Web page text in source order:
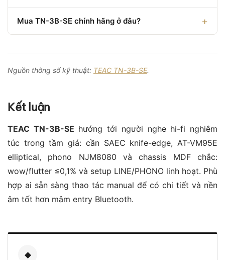
Mua TN-3B-SE chính hãng ở đâu?
Nguồn thông số kỹ thuật: TEAC TN-3B-SE.
Kết luận
TEAC TN-3B-SE hướng tới người nghe hi-fi nghiêm
túc trong tầm giá: cần SAEC knife-edge, AT-VM95E
elliptical, phono NJM8080 và chassis MDF chắc:
wow/flutter ≤0,1% và setup LINE/PHONO linh hoạt. Phù
hợp ai sẵn sàng thao tác manual để có chi tiết và nền
âm tốt hơn mâm entry Bluetooth.
◆